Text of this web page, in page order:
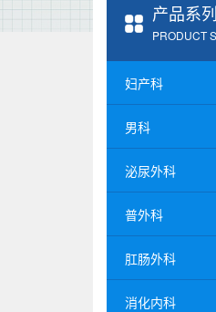
产品系列
PRODUCT
妇产科
男科
泌尿外科
普外科
肛肠外科
消化内科